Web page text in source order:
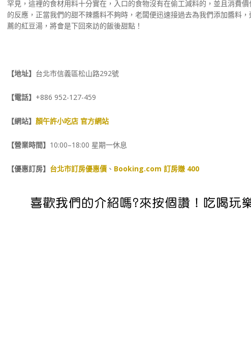
罕見，這裡的食材用料十分實在，入口的食物沒有在偷工減料的，並且消費
的反應，正當我們的甜不辣醬料不夠時，老闆便迅速接過去為我們添加醬料
薦的紅豆湯，將會是下回來訪的飯後甜點！
【地址】 台北市信義區松山路292號
【電話】 +886 952-127-459
【網站】 顏午許小吃店 官方網站
【營業時間】 10:00–18:00 星期一休息
【優惠訂房】 台北市訂房優惠價 、 Booking.com 訂房賺 400